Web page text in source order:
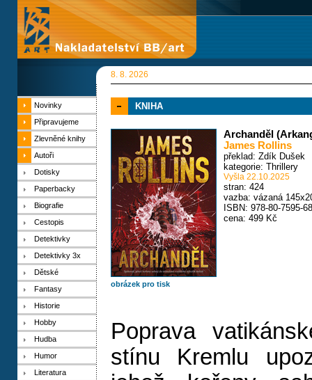
8. 8. 2026
Novinky
Připravujeme
Zlevněné knihy
Autoři
Dotisky
Paperbacky
Biografie
Cestopis
Detektivky
Detektivky 3x
Dětské
Fantasy
Historie
Hobby
Hudba
Humor
Literatura
KNIHA
obrázek pro tisk
Archanděl
James Rollins
překlad: Zdík Dušek
kategorie: Thrillery
Vyšla 22.10.2025
stran: 424
vazba: vázaná
ISBN: 978-80-7595-
cena: 499 Kč
Poprava
stínu Kremlu